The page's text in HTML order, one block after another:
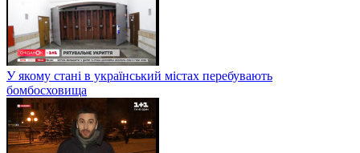
У якому стані в український містах перебувають
бомбосховища